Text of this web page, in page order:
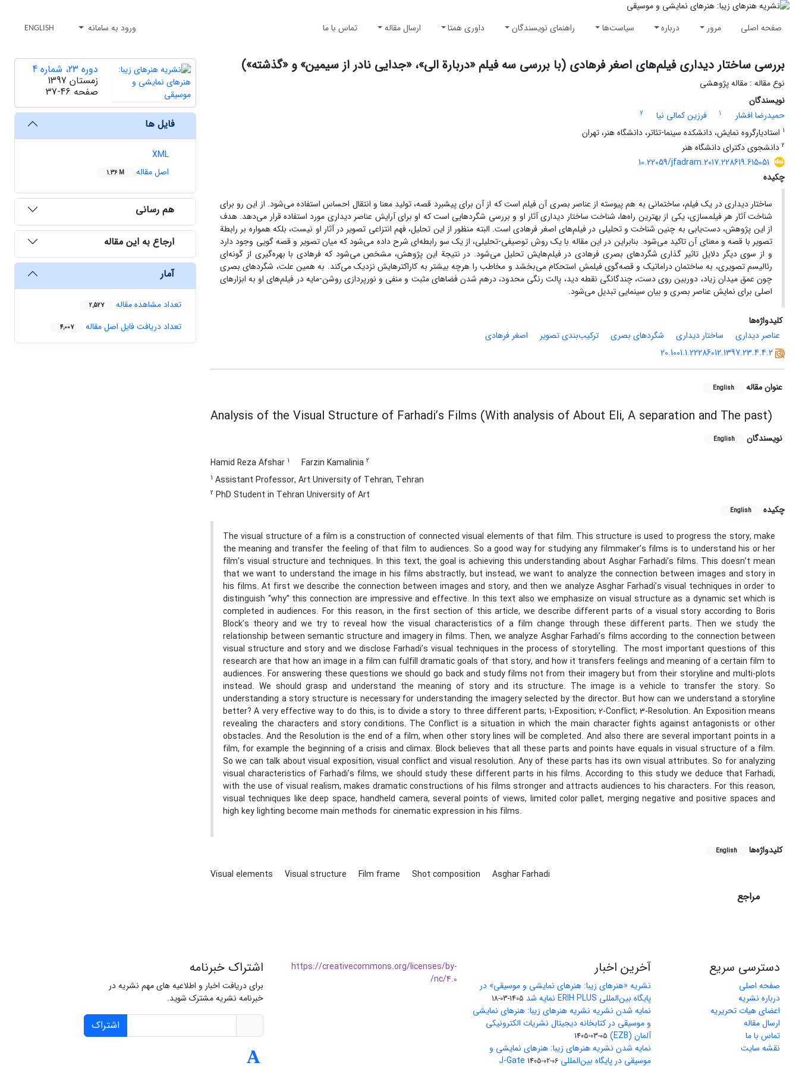
صفحه اصلی مرور درباره سیاست‌ها راهنمای نویسندگان داوری همتا ارسال مقاله تماس با ما ورود به سامانه ENGLISH
بررسی ساختار دیداری فیلم‌های اصغر فرهادی (با بررسی سه فیلم «دربارة الی»، «جدایی نادر از سیمین» و «گذشته»)
نوع مقاله : مقاله پژوهشی
نویسندگان
حمیدرضا افشار
1 فرزین کمالی نیا
2
1 استادیارگروه نمایش، دانشکده سینما-تئاتر، دانشگاه هنر، تهران
2 دانشجوی دکترای دانشگاه هنر
10.22059/jfadram.2017.228619.615051
چکیده
ساختار دیداری در یک فیلم، ساختمانی به هم پیوسته از عناصر بصری آن فیلم است که از آن برای پیشبرد قصه، تولید معنا و انتقال احساس استفاده می‌شود. از این رو برای
شناخت آثار هر فیلمسازی، یکی از بهترین راه‌ها، شناخت ساختار دیداری آثار او و بررسی شگردهایی است که او برای آرایش عناصر دیداری مورد استفاده قرار می‌دهد. هدف
از این پژوهش، دست‌یابی به چنین شناخت و تحلیلی در فیلم‌های اصغر فرهادی است. البته منظور از این تحلیل، فهم انتزاعی تصویر در آثار او نیست، بلکه همواره بر رابطة
تصویر با قصه و معنای آن تاکید می‌شود. بنابراین در این مقاله با یک روش توصیفی-تحلیلی، از یک سو رابطه‌ای شرح داده می‌شود که میان تصویر و قصه گویی وجود دارد
و از سوی دیگر دلایل تاثیر گذاری شگردهای بصری فرهادی در فیلم‌هایش تحلیل می‌شود. در نتیجة این پژوهش، مشخص می‌شود که فرهادی با بهره‌گیری از گونه‌ای
رئالیسم تصویری، به ساختمان دراماتیک و قصه‌گوی فیلمش استحکام می‌بخشد و مخاطب را هرچه بیشتر به کاراکترهایش نزدیک می‌کند. به همین علت،‌ شگردهای بصری
چون عمق میدان زیاد، دوربین روی دست، چندگانگی نقطه دید، پالت رنگی محدود، درهم شدن فضاهای مثبت و منفی و نورپردازی روشن-‌مایه در فیلم‌های او به ابزارهای
اصلی برای نمایش عناصر بصری و بیان سینمایی تبدیل می‌شود.
کلیدواژه‌ها
عناصر دیداری
ساختار دیداری شگردهای بصری ترکیب‌بندی تصویر
اصغر فرهادی
20.1001.1.22286012.1397.23.4.4.2
عنوان مقاله English
Analysis of the Visual Structure of Farhadi’s Films (With analysis of About Eli, A separation and The past)
نویسندگان English
Hamid Reza Afshar 1 Farzin Kamalinia 2
1 Assistant Professor, Art University of Tehran, Tehran
2 PhD Student in Tehran University of Art
چکیده
English
The visual structure of a film is a construction of connected visual elements of that film. This structure is used to progress the story, make
the meaning and transfer the feeling of that film to audiences. So a good way for studying any filmmaker’s films is to understand his or her
film’s visual structure and techniques. In this text, the goal is achieving this understanding about Asghar Farhadi’s films. This doesn’t mean
that we want to understand the image in his films abstractly, but instead, we want to analyze the connection between images and story in
his films. At first we describe the connection between images and story, and then we analyze Asghar Farhadi’s visual techniques in order to
distinguish “why” this connection are impressive and effective. In this text also we emphasize on visual structure as a dynamic set which is
completed in audiences. For this reason, in the first section of this article, we describe different parts of a visual story according to Boris
Block’s theory and we try to reveal how the visual characteristics of a film change through these different parts. Then we study the
relationship between semantic structure and imagery in films. Then, we analyze Asghar Farhadi’s films according to the connection between
visual structure and story and we disclose Farhadi’s visual techniques in the process of storytelling. The most important questions of this
research are that how an image in a film can fulfill dramatic goals of that story, and how it transfers feelings and meaning of a certain film to
audiences. For answering these questions we should go back and study films not from their imagery but from their storyline and multi-plots
instead. We should grasp and understand the meaning of story and its structure. The image is a vehicle to transfer the story. So
understanding a story structure is necessary for understanding the imagery selected by the director. But how can we understand a storyline
better? A very effective way to do this, is to divide a story to three different parts; 1-Exposition; 2-Conflict; 3-Resolution. An Exposition means
revealing the characters and story conditions. The Conflict is a situation in which the main character fights against antagonists or other
obstacles. And the Resolution is the end of a film, when other story lines will be completed. And also there are several important points in a
film, for example the beginning of a crisis and climax. Block believes that all these parts and points have equals in visual structure of a film.
So we can talk about visual exposition, visual conflict and visual resolution. Any of these parts has its own visual attributes. So for analyzing
visual characteristics of Farhadi’s films, we should study these different parts in his films. According to this study we deduce that Farhadi,
with the use of visual realism, makes dramatic constructions of his films stronger and attracts audiences to his characters. For this reason,
visual techniques like deep space, handheld camera, several points of views, limited color pallet, merging negative and positive spaces and
high key lighting become main methods for cinematic expression in his films.
کلیدواژه‌ها English
Visual elements Visual structure Film frame Shot composition Asghar Farhadi
مراجع
دوره 23، شماره 4
زمستان 1397
صفحه 37-46
فایل ها
XML
اصل مقاله
1.36 M
هم رسانی
ارجاع به این مقاله
آمار
تعداد مشاهده مقاله 2,527
تعداد دریافت فایل اصل مقاله 4,007
دسترسی سریع
صفحه اصلی
درباره نشریه
اعضای هیات تحریریه
ارسال مقاله
تماس با ما
نقشه سایت
آخرین اخبار
نشریه «هنرهای زیبا: هنرهای نمایشی و موسیقی» در
پایگاه بین‌المللی ERIH PLUS نمایه شد
1405-03-18
نمایه شدن نشریه نشریه هنرهای زیبا: هنرهای نمایشی
و موسیقی در کتابخانه دیجیتال نشریات الکترونیکی
آلمان (EZB)
1405-03-05
نمایه شدن نشریه هنرهای زیبا: هنرهای نمایشی و
موسیقی در پایگاه بین‌المللی J-Gate1405-02-06
https://creativecommons.org/licenses/by-
nc/4.0/
اشتراک خبرنامه
برای دریافت اخبار و اطلاعیه های مهم نشریه در
خبرنامه نشریه مشترک شوید.
اشتراک